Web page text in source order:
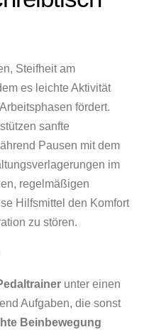
Steifheit am
es leichte Aktivität
fördert.
sanfte
Pausen mit dem
im
regelmäßigen
Hilfsmittel den Komfort
zu stören.
unter einen
Aufgaben, die sonst
Beinbewegung